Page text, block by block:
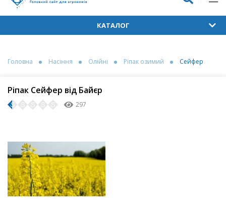
КАТАЛОГ
Головна Насіння Олійні Ріпак озимий Сейфер
Ріпак Сейфер від Байєр
297